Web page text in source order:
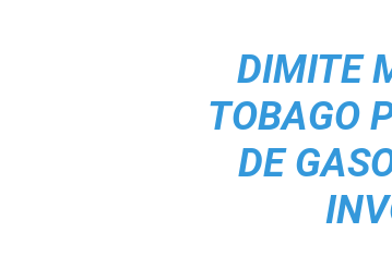
DIMITE
TOBAGO
DE